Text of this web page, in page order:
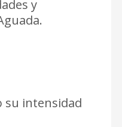
y
su intensidad